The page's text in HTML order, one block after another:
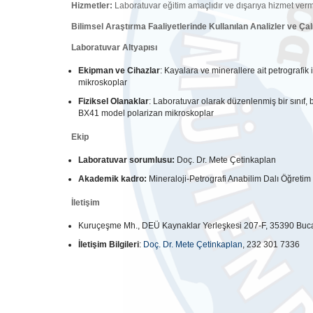
Hizmetler: Laboratuvar eğitim amaçlıdır ve dışarıya hizmet
Bilimsel Araştırma Faaliyetlerinde Kullanılan Analizler ve
Laboratuvar Altyapısı
Ekipman ve Cihazlar: Kayalara ve minerallere ait
mikroskoplar
Fiziksel Olanaklar: Laboratuvar olarak düzenlenmiş bir
BX41 model polarizan mikroskoplar
Ekip
Laboratuvar sorumlusu: Doç. Dr. Mete Çetinkaplan
Akademik kadro: Mineraloji-Petrografi Anabilim Dalı Öğretim
letişim
Kuruçeşme Mh., DEÜ Kaynaklar Yerleşkesi 207-F, 35390
letişim Bilgileri: Doç. Dr. Mete Çetinkaplan, 232 301 7336